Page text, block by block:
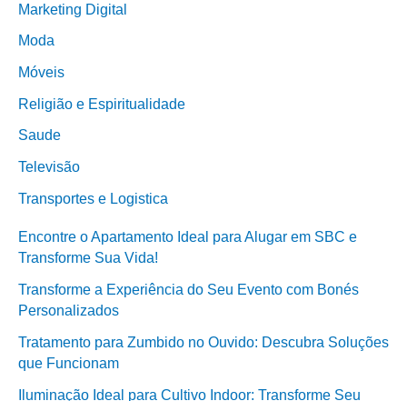
Marketing Digital
Moda
Móveis
Religião e Espiritualidade
Saude
Televisão
Transportes e Logistica
Encontre o Apartamento Ideal para Alugar em SBC e
Transforme Sua Vida!
Transforme a Experiência do Seu Evento com Bonés
Personalizados
Tratamento para Zumbido no Ouvido: Descubra Soluções
que Funcionam
Iluminação Ideal para Cultivo Indoor: Transforme Seu